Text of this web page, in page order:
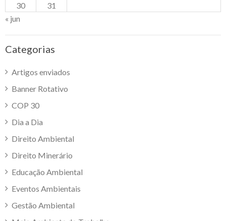
30
31
« jun
Categorias
Artigos enviados
Banner Rotativo
COP 30
Dia a Dia
Direito Ambiental
Direito Minerário
Educação Ambiental
Eventos Ambientais
Gestão Ambiental